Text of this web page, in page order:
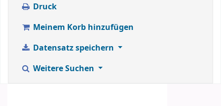
Druck
Meinem Korb hinzufügen
Datensatz speichern
Weitere Suchen